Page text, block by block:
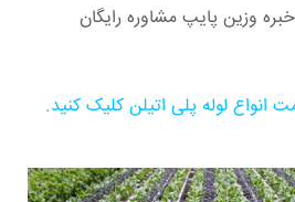
وزین پایپ مشاوره رایگان
لوله پلی اتیلن کلیک کنید.